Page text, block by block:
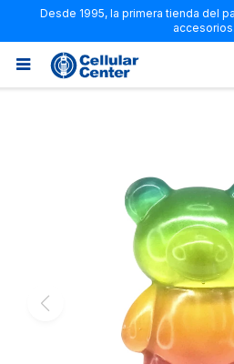
Desde 1995, la primera tienda del
accesorios.
